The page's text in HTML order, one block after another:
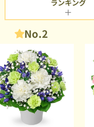
No.2
ランキング